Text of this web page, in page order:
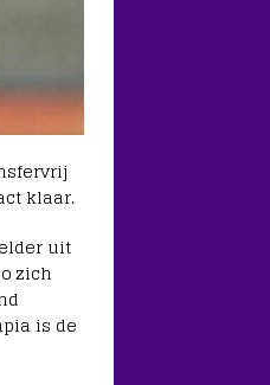
klaar.
uit
zich
is de